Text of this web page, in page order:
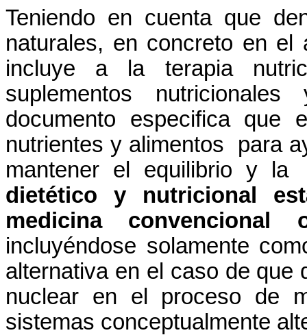
Teniendo en cuentaque
naturales, en concreto en el
incluye a la terapia
suplementos
nutricionales
documento especifica que
nutrientes y alimentos para
mantener el equilibrio y la
dietético y nutricional
medicina convencional
incluyéndose solamente
alternativa en el caso de que
nuclear en el proceso de
sistemas conceptualmente